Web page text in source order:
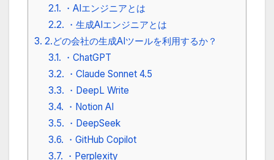
2.1. ・AIエンジニアとは
2.2. ・生成AIエンジニアとは
3. 2.どの会社の生成AIツールを利用するか？
3.1. ・ChatGPT
3.2. ・Claude Sonnet 4.5
3.3. ・DeepL Write
3.4. ・Notion AI
3.5. ・DeepSeek
3.6. ・GitHub Copilot
3.7. ・Perplexity